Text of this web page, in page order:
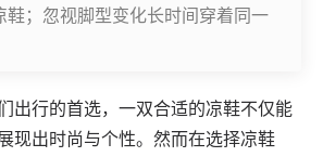
鞋；忽视脚型变化长时间穿着同一
出行的首选，一双合适的凉鞋不仅能
现出时尚与个性。然而在选择凉鞋